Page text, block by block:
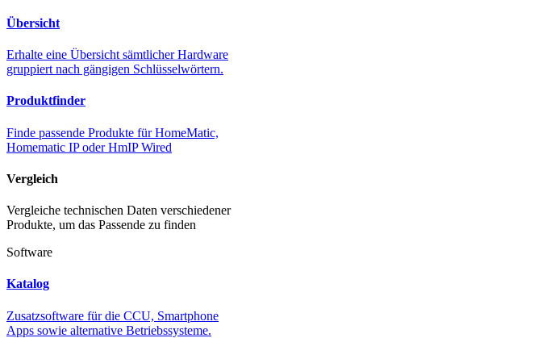
Übersicht
Erhalte eine Übersicht sämtlicher Hardware
gruppiert nach gängigen Schlüsselwörtern.
Produktfinder
Finde passende Produkte für HomeMatic,
Homematic IP oder HmIP Wired
Vergleich
Vergleiche technischen Daten verschiedener
Produkte, um das Passende zu finden
Software
Katalog
Zusatzsoftware für die CCU, Smartphone
Apps sowie alternative Betriebssysteme.